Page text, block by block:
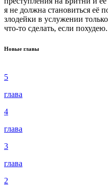
я не должна становиться её
злодейки в услужении
что-то сделать, если
Новые главы
5
глава
4
глава
3
глава
2